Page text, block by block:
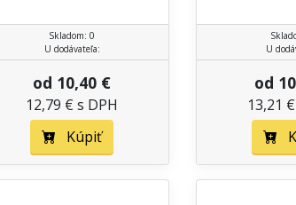
Skladom: 0
U dodávateľa:
od 10,40 €
12,79 € s DPH
Kúpiť
U
od
13,21